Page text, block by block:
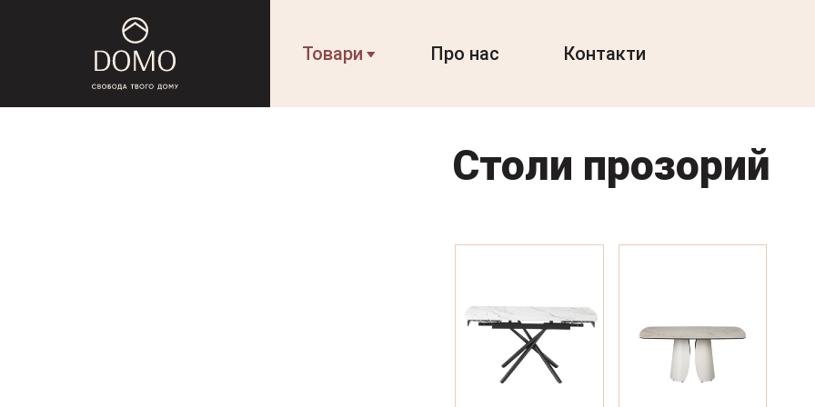
Товари Про нас Контакти
Столи прозорий